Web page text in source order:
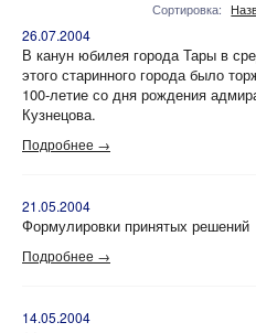
Сортировка:
26.07.2004
В канун юбилея города Тары в
этого старинного города было
100-летие со дня рождения
Кузнецова.
Подробнее →
21.05.2004
Формулировки принятых решений
Подробнее →
14.05.2004